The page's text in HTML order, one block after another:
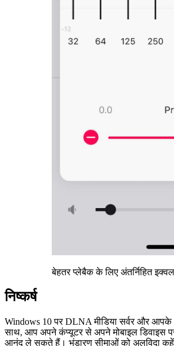
बेहतर प्लेबैक के लिए अंतर्निहित
निष्कर्ष
Windows 10 पर DLNA मीडिया सर्वर और
साथ, आप अपने कंप्यूटर से अपने मोबाइल डिवाइस पर
आनंद ले सकते हैं। भंडारण सीमाओं को अलविदा